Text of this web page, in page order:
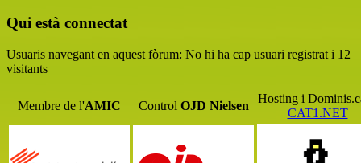
Qui està connectat
Usuaris navegant en aquest fòrum: No hi ha cap usuari registrat i 12
visitants
Membre de l'AMIC Control OJD Nielsen
Hosting i
CAT1.NET